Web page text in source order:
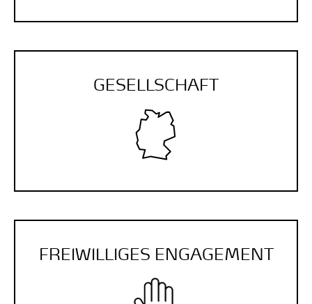
GESELLSCHAFT
FREI­WILLIGES ENGAGE­MENT